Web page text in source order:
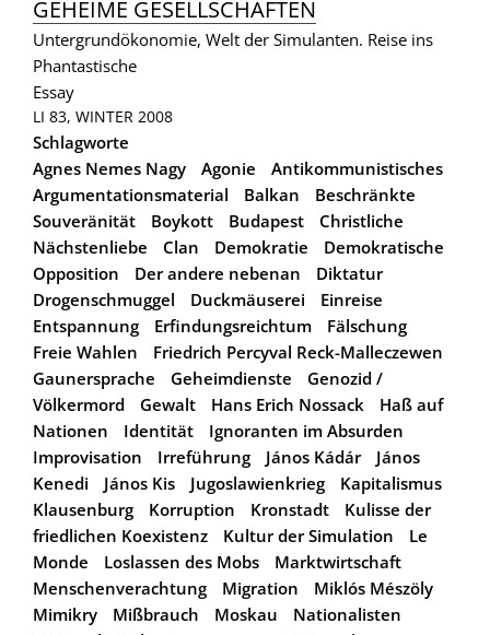
GEHEIME GESELLSCHAFTEN
Untergrundökonomie, Welt der Simulanten. Reise ins
Phantastische
Essay
LI 83, WINTER 2008
Schlagworte
Agnes Nemes Nagy
Agonie
Antikommunistisches
Argumentationsmaterial
Balkan
Beschränkte
Souveränität
Boykott Budapest
Christliche
Nächstenliebe
Clan Demokratie
Demokratische
Opposition
Der andere nebenan
Diktatur
Drogenschmuggel
Duckmäuserei
Einreise
Entspannung
Erfindungsreichtum
Fälschung
Freie Wahlen
Friedrich Percyval Reck-Malleczewen
Gaunersprache
Geheimdienste
Genozid /
Völkermord
Gewalt Hans Erich Nossack
Haß auf
Nationen
Identität
Ignoranten im Absurden
Improvisation
Irreführung János Kádár
János
Kenedi
János Kis Jugoslawienkrieg
Kapitalismus
Klausenburg
Korruption Kronstadt
Kulisse der
friedlichen Koexistenz
Kultur der Simulation
Le
Monde
Loslassen des Mobs
Marktwirtschaft
Menschenverachtung
Migration
Miklós Mészöly
Mimikry
Mißbrauch Moskau
Nationalisten